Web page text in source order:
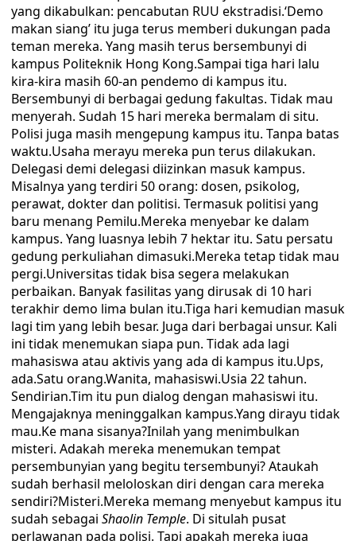
yang dikabulkan: pencabutan RUU ekstradisi.‘Demo
makan siang’ itu juga terus memberi dukungan pada
teman mereka. Yang masih terus bersembunyi di
kampus Politeknik Hong Kong.Sampai tiga hari lalu
kira-kira masih 60-an pendemo di kampus itu.
Bersembunyi di berbagai gedung fakultas. Tidak mau
menyerah. Sudah 15 hari mereka bermalam di situ.
Polisi juga masih mengepung kampus itu. Tanpa batas
waktu.Usaha merayu mereka pun terus dilakukan.
Delegasi demi delegasi diizinkan masuk kampus.
Misalnya yang terdiri 50 orang: dosen, psikolog,
perawat, dokter dan politisi. Termasuk politisi yang
baru menang Pemilu.Mereka menyebar ke dalam
kampus. Yang luasnya lebih 7 hektar itu. Satu persatu
gedung perkuliahan dimasuki.Mereka tetap tidak mau
pergi.Universitas tidak bisa segera melakukan
perbaikan. Banyak fasilitas yang dirusak di 10 hari
terakhir demo lima bulan itu.Tiga hari kemudian masuk
lagi tim yang lebih besar. Juga dari berbagai unsur. Kali
ini tidak menemukan siapa pun. Tidak ada lagi
mahasiswa atau aktivis yang ada di kampus itu.Ups,
ada.Satu orang.Wanita, mahasiswi.Usia 22 tahun.
Sendirian.Tim itu pun dialog dengan mahasiswi itu.
Mengajaknya meninggalkan kampus.Yang dirayu tidak
mau.Ke mana sisanya?Inilah yang menimbulkan
misteri. Adakah mereka menemukan tempat
persembunyian yang begitu tersembunyi? Ataukah
sudah berhasil meloloskan diri dengan cara mereka
sendiri?Misteri.Mereka memang menyebut kampus itu
sudah sebagai Shaolin Temple. Di situlah pusat
perlawanan pada polisi. Tapi apakah mereka juga